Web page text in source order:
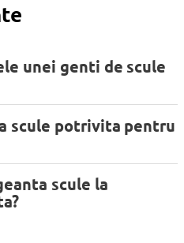
unei genti de scule
scule potrivita pentru
scule la